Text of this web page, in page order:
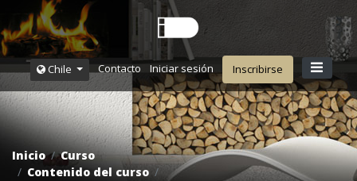
Chile Contacto Iniciar sesión Inscribirse
Inicio
Curso
Contenido del curso